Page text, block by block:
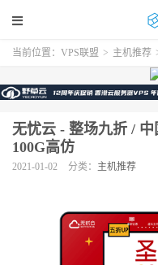
当前位置： VPS联盟 > 主机推荐
无忧云 - 整场九折 /
100G高仿
2021-01-02 分类： 主机推荐